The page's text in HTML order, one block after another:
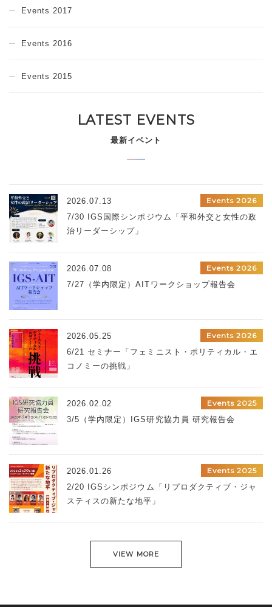
Events 2017
Events 2016
Events 2015
LATEST EVENTS
最新イベント
2026.07.13
Events 2026
7/30 IGS国際シンポジウム「平和外交と女性の政
治リーダーシップ」
2026.07.08
Events 2026
7/27（学内限定）AITワークショップ報告会
2026.05.25
Events 2026
6/21 セミナー「フェミニスト・ポリティカル・エ
コノミーの挑戦」
2026.02.02
Events 2025
3/5（学内限定）IGS研究協力員 研究報告会
2026.01.26
Events 2025
2/20 IGSシンポジウム「リプロダクティブ・ジャ
スティスの新たな地平」
VIEW MORE